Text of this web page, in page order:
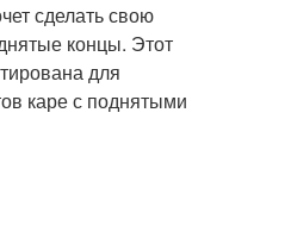
сделать свою
концы. Этот
для
каре с поднятыми